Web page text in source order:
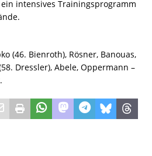
intensives Trainingsprogramm
(46. Bienroth), Rösner, Banouas,
Dressler), Abele, Oppermann –